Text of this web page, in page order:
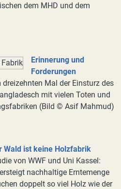
dem MHD und dem
Erinnerung und
Forderungen
Mal der Einsturz des
mit vielen Toten und
(Bild © Asif Mahmud)
Wald ist keine Holzfabrik
von WWF und Uni Kassel:
nachhaltige Erntemenge
doppelt so viel Holz wie der